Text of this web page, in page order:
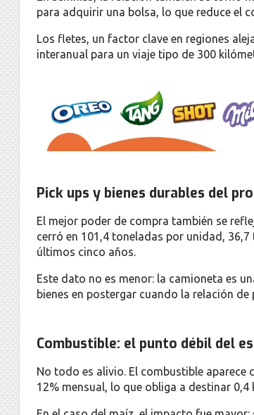
para adquirir una bolsa, lo que reduce el
Los fletes, un factor clave en regiones
interanual para un viaje tipo de 300
Pick ups y bienes durables del
El mejor poder de compra también se
cerró en 101,4 toneladas por unidad,
últimos cinco años.
Este dato no es menor: la camioneta es
bienes en postergar cuando la relación de
Combustible: el punto débil del
No todo es alivio. El combustible aparece
12% mensual, lo que obliga a destinar